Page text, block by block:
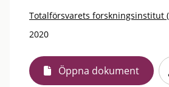
Totalförsvarets forskningsinstitut
2020
Öppna dokument